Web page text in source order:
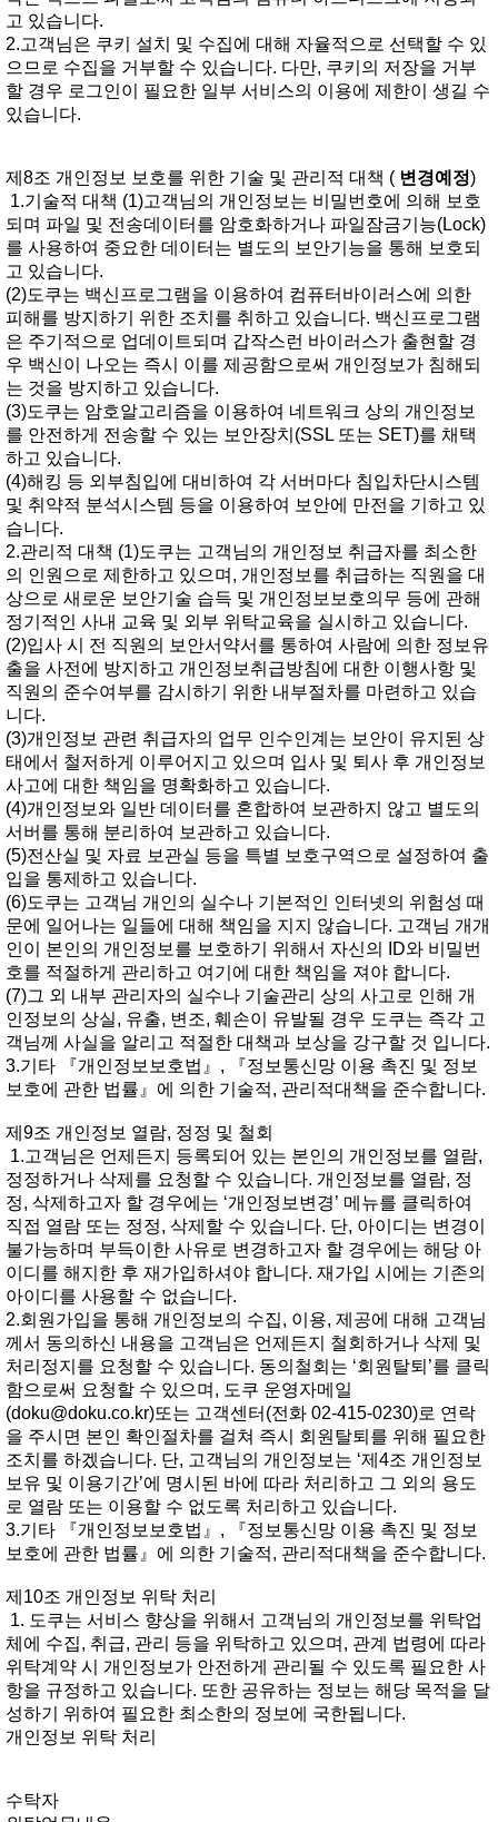
고있습니다.
2.고객님은쿠키설치및수집에대해자율적으로선택할수있
으므로수집을거부할수있습니다.다만,쿠키의저장을거부
할경우로그인이필요한일부서비스의이용에제한이생길수
있습니다.
제8조개인정보보호를위한기술및관리적대책( 변경예정)
1.기술적대책(1)고객님의개인정보는비밀번호에의해보호
되며파일및전송데이터를암호화하거나파일잠금기능(Lock)
를사용하여중요한데이터는별도의보안기능을통해보호되
고있습니다.
(2)도쿠는백신프로그램을이용하여컴퓨터바이러스에의한
피해를방지하기위한조치를취하고있습니다.백신프로그램
은주기적으로업데이트되며갑작스런바이러스가출현할경
우백신이나오는즉시이를제공함으로써개인정보가침해되
는것을방지하고있습니다.
(3)도쿠는암호알고리즘을이용하여네트워크상의개인정보
를안전하게전송할수있는보안장치(SSL또는SET)를채택
하고있습니다.
(4)해킹등외부침입에대비하여각서버마다침입차단시스템
및취약적분석시스템등을이용하여보안에만전을기하고있
습니다.
2.관리적대책(1)도쿠는고객님의개인정보취급자를최소한
의인원으로제한하고있으며,개인정보를취급하는직원을대
상으로새로운보안기술습득및개인정보보호의무등에관해
정기적인사내교육및외부위탁교육을실시하고있습니다.
(2)입사시전직원의보안서약서를통하여사람에의한정보유
출을사전에방지하고개인정보취급방침에대한이행사항및
직원의준수여부를감시하기위한내부절차를마련하고있습
니다.
(3)개인정보관련취급자의업무인수인계는보안이유지된상
태에서철저하게이루어지고있으며입사및퇴사후개인정보
사고에대한책임을명확화하고있습니다.
(4)개인정보와일반데이터를혼합하여보관하지않고별도의
서버를통해분리하여보관하고있습니다.
(5)전산실및자료보관실등을특별보호구역으로설정하여출
입을통제하고있습니다.
(6)도쿠는고객님개인의실수나기본적인인터넷의위험성때
문에일어나는일들에대해책임을지지않습니다.고객님개개
인이본인의개인정보를보호하기위해서자신의ID와비밀번
호를적절하게관리하고여기에대한책임을져야합니다.
(7)그외내부관리자의실수나기술관리상의사고로인해개
인정보의상실,유출,변조,훼손이유발될경우도쿠는즉각고
객님께사실을알리고적절한대책과보상을강구할것입니다.
3.기타『개인정보보호법』,『정보통신망이용촉진및정보
보호에관한법률』에의한기술적,관리적대책을준수합니다.
제9조개인정보열람,정정및철회
1.고객님은언제든지등록되어있는본인의개인정보를열람,
정정하거나삭제를요청할수있습니다.개인정보를열람,정
정,삭제하고자할경우에는‘개인정보변경’메뉴를클릭하여
직접열람또는정정,삭제할수있습니다.단,아이디는변경이
불가능하며부득이한사유로변경하고자할경우에는해당아
이디를해지한후재가입하셔야합니다.재가입시에는기존의
아이디를사용할수없습니다.
2.회원가입을통해개인정보의수집,이용,제공에대해고객님
께서동의하신내용을고객님은언제든지철회하거나삭제및
처리정지를요청할수있습니다.동의철회는‘회원탈퇴’를클릭
함으로써요청할수있으며,도쿠운영자메일
(doku@doku.co.kr)또는고객센터(전화02-415-0230)로연락
을주시면본인확인절차를걸쳐즉시회원탈퇴를위해필요한
조치를하겠습니다.단,고객님의개인정보는‘제4조개인정보
보유및이용기간’에명시된바에따라처리하고그외의용도
로열람또는이용할수없도록처리하고있습니다.
3.기타『개인정보보호법』,『정보통신망이용촉진및정보
보호에관한법률』에의한기술적,관리적대책을준수합니다.
제10조개인정보위탁처리
1.도쿠는서비스향상을위해서고객님의개인정보를위탁업
체에수집,취급,관리등을위탁하고있으며,관계법령에따라
위탁계약시개인정보가안전하게관리될수있도록필요한사
항을규정하고있습니다.또한공유하는정보는해당목적을달
성하기위하여필요한최소한의정보에국한됩니다.
개인정보위탁처리
수탁자